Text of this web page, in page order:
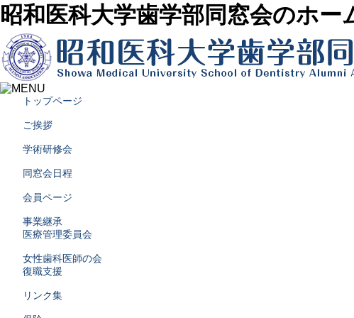
昭和医科大学歯学部同窓会のホー
トップページ
ご挨拶
学術研修会
同窓会日程
会員ページ
事業継承
医療管理委員会
女性歯科医師の会
復職支援
リンク集